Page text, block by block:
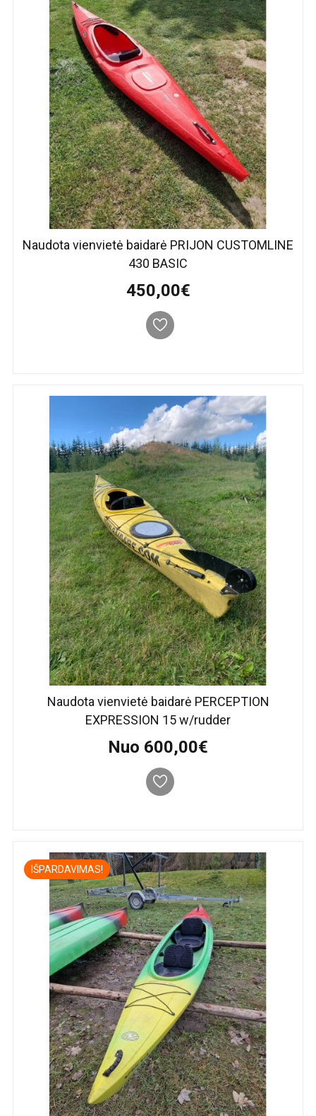
Naudota vienvietė baidarė PRIJON CUSTOMLINE
430 BASIC
450,00€
Naudota vienvietė baidarė PERCEPTION
EXPRESSION 15 w/rudder
Nuo 600,00€
IŠPARDAVIMAS!